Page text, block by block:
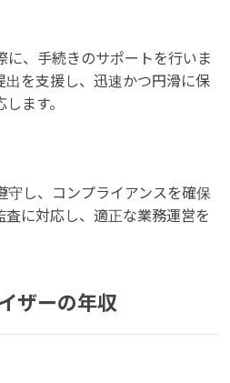
に、手続きのサポートを行いま
出を支援し、迅速かつ円滑に保
ます。
守し、コンプライアンスを確保
査に対応し、適正な業務運営を
ザーの年収